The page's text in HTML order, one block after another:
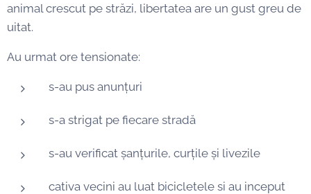
animal crescut pe străzi, libertatea are un gust greu de
uitat.
Au urmat ore tensionate:
s-au pus anunțuri
s-a strigat pe fiecare stradă
s-au verificat șanțurile, curțile și livezile
cativa vecini au luat bicicletele si au inceput